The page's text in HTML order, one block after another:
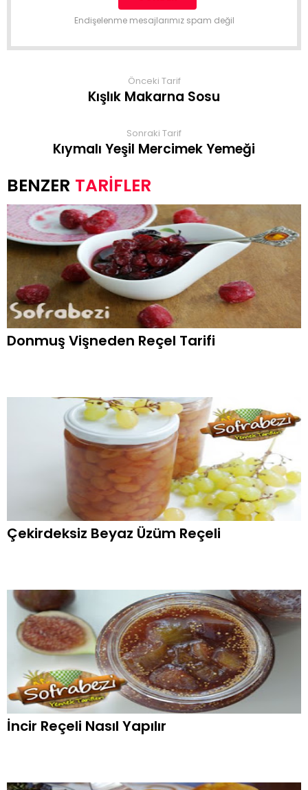
Endişelenme mesajlarımız spam değil
Önceki Tarif
Kışlık Makarna Sosu
Sonraki Tarif
Kıymalı Yeşil Mercimek Yemeği
TARİFLER
Donmuş Vişneden Reçel Tarifi
Çekirdeksiz Beyaz Üzüm Reçeli
İncir Reçeli Nasıl Yapılır